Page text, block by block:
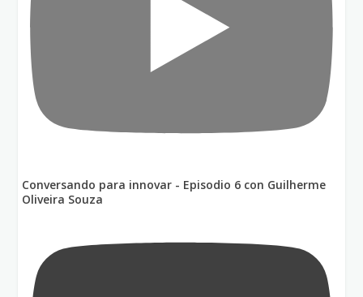
Conversando para innovar - Episodio 6 con Guilherme
Oliveira Souza